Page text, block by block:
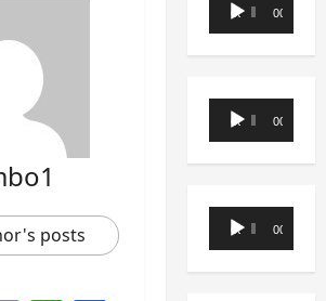
posts
audio
00:00 00:00
Lecteur
audio
00:00 00:00
Lecteur
audio
00:00 00:00